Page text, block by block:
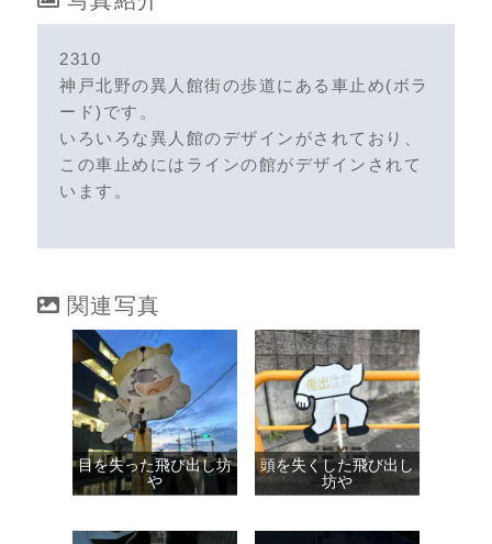
2310
神戸北野の異人館街の歩道にある車止め(ボラ
ード)です。
いろいろな異人館のデザインがされており、
この車止めにはラインの館がデザインされて
います。
関連写真
目を失った飛び出し坊
や
頭を失くした飛び出し
坊や